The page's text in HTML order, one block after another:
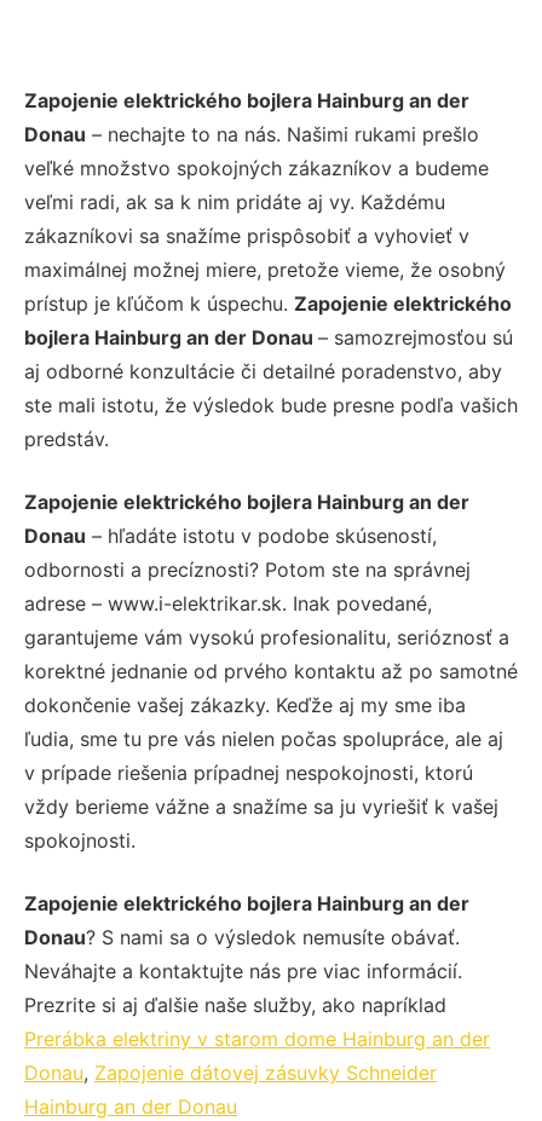
Zapojenie elektrického bojlera Hainburg an der
Donau – nechajte to na nás. Našimi rukami prešlo
veľké množstvo spokojných zákazníkov a budeme
veľmi radi, ak sa k nim pridáte aj vy. Každému
zákazníkovi sa snažíme prispôsobiť a vyhovieť v
maximálnej možnej miere, pretože vieme, že osobný
prístup je kľúčom k úspechu. Zapojenie elektrického
bojlera Hainburg an der Donau – samozrejmosťou sú
aj odborné konzultácie či detailné poradenstvo, aby
ste mali istotu, že výsledok bude presne podľa vašich
predstáv.
Zapojenie elektrického bojlera Hainburg an der
Donau – hľadáte istotu v podobe skúseností,
odbornosti a precíznosti? Potom ste na správnej
adrese – www.i-elektrikar.sk. Inak povedané,
garantujeme vám vysokú profesionalitu, serióznosť a
korektné jednanie od prvého kontaktu až po samotné
dokončenie vašej zákazky. Keďže aj my sme iba
ľudia, sme tu pre vás nielen počas spolupráce, ale aj
v prípade riešenia prípadnej nespokojnosti, ktorú
vždy berieme vážne a snažíme sa ju vyriešiť k vašej
spokojnosti.
Zapojenie elektrického bojlera Hainburg an der
Donau? S nami sa o výsledok nemusíte obávať.
Neváhajte a kontaktujte nás pre viac informácií.
Prezrite si aj ďalšie naše služby, ako napríklad
Prerábka elektriny v starom dome Hainburg an der
Donau, Zapojenie dátovej zásuvky Schneider
Hainburg an der Donau